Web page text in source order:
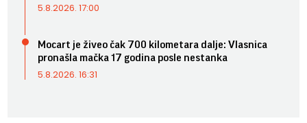
5.8.2026. 17:00
Mocart je živeo čak 700 kilometara dalje: Vlasnica
pronašla mačka 17 godina posle nestanka
5.8.2026. 16:31